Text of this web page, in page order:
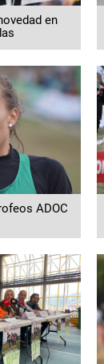
en
ADOC